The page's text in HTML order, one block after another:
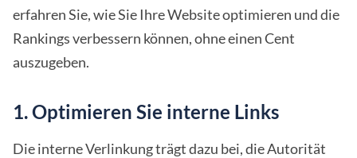
erfahren Sie, wie Sie Ihre Website optimieren und die
Rankings verbessern können, ohne einen Cent
auszugeben.
1. Optimieren Sie interne Links
Die interne Verlinkung trägt dazu bei, die Autorität